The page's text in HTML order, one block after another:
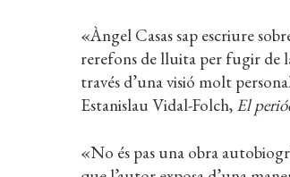
«Àngel Casas sap escriure
rerefons de lluita per fugir de
través d’una visió molt
Estanislau Vidal-Folch, El
«No és pas una obra